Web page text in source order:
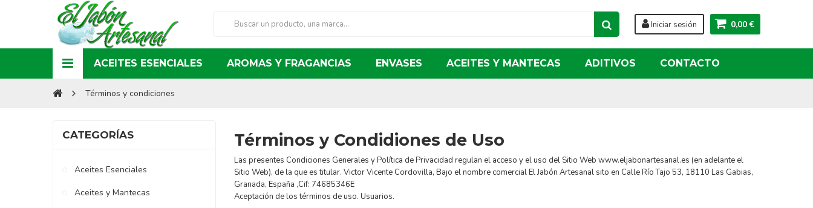
0,00 €
Iniciar sesión
ACEITES ESENCIALES AROMAS Y FRAGANCIAS ENVASES ACEITES Y MANTECAS ADITIVOS CONTACTO
Términos y condiciones
CATEGORÍAS
Aceites Esenciales
Aceites y Mantecas
Términos y Condidiones de Uso
Las presentes Condiciones Generales y Política de Privacidad regulan el acceso y el uso del Sitio Web www.eljabonartesanal.es (en adelante el
Sitio Web), de la que es titular. Victor Vicente Cordovilla, Bajo el nombre comercial El Jabón Artesanal sito en Calle Río Tajo 53, 18110 Las Gabias,
Granada, España ,Cif: 74685346E
Aceptación de los términos de uso. Usuarios.